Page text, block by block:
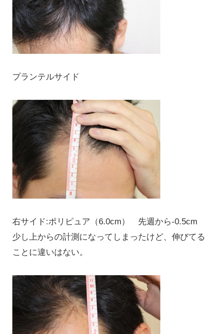
プランテルサイド
右サイド:ポリピュア（6.0cm） 先週から-0.5cm
少し上からの計測になってしまったけど、伸びてる
ことに違いはない。